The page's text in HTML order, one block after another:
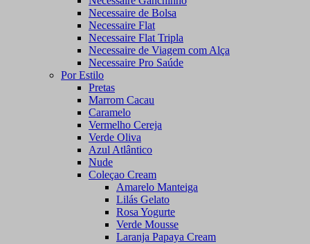
Necessaire de Bolsa
Necessaire Flat
Necessaire Flat Tripla
Necessaire de Viagem com Alça
Necessaire Pro Saúde
Por Estilo
Pretas
Marrom Cacau
Caramelo
Vermelho Cereja
Verde Oliva
Azul Atlântico
Nude
Coleçao Cream
Amarelo Manteiga
Lilás Gelato
Rosa Yogurte
Verde Mousse
Laranja Papaya Cream